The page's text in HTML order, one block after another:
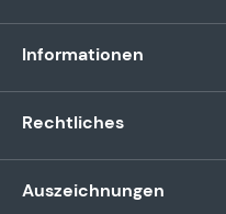
Informationen
Rechtliches
Auszeichnungen